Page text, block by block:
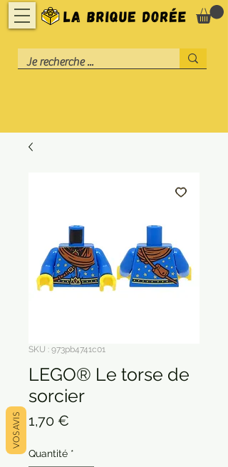
SKU : 973pb4741c01
LEGO® Le torse de
sorcier
1,70 €
Quantité *
VOS AVIS